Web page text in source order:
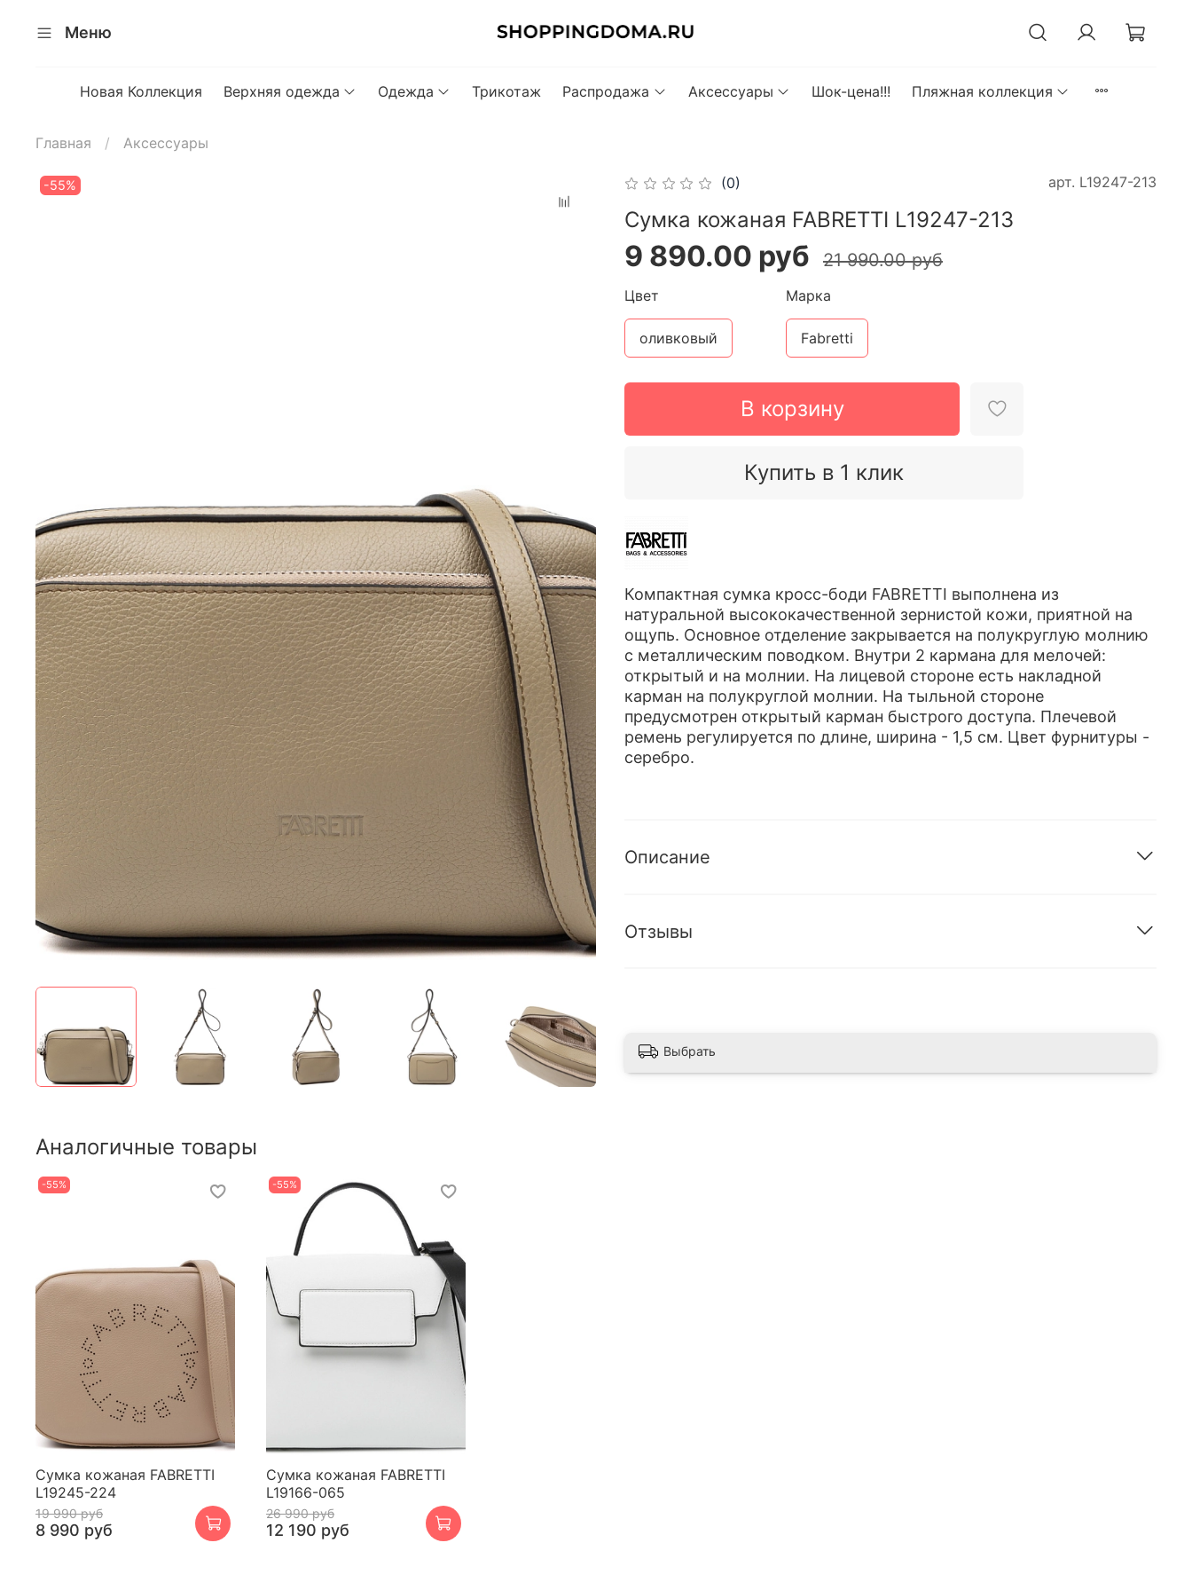
Меню
Новая Коллекция Верхняя одежда Одежда Трикотаж Распродажа Аксессуары Шок-цена!!! Пляжная коллекция
Главная Аксессуары
-55% (0) арт. L19247-213
Сумка кожаная FABRETTI L19247-213
9 890.00 руб 21 990.00 руб
В корзину
Купить в 1 клик
Цвет
оливковый
Марка
Fabretti
Компактная сумка кросс-боди FABRETTI выполнена из
натуральной высококачественной зернистой кожи, приятной на
ощупь. Основное отделение закрывается на полукруглую молнию
с металлическим поводком. Внутри 2 кармана для мелочей:
открытый и на молнии. На лицевой стороне есть накладной
карман на полукруглой молнии. На тыльной стороне
предусмотрен открытый карман быстрого доступа. Плечевой
ремень регулируется по длине, ширина - 1,5 см. Цвет фурнитуры -
серебро.
Описание
Отзывы
Выбрать
Аналогичные товары
-55%
Сумка кожаная FABRETTI
L19245-224
19 990 руб
8 990 руб
-55%
Сумка кожаная FABRETTI
L19166-065
26 990 руб
12 190 руб